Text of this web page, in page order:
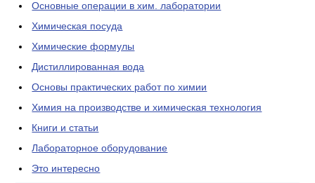
Основные операции в хим. лаборатории
Химическая посуда
Химические формулы
Дистиллированная вода
Основы практических работ по химии
Химия на производстве и химическая технология
Книги и статьи
Лабораторное оборудование
Это интересно